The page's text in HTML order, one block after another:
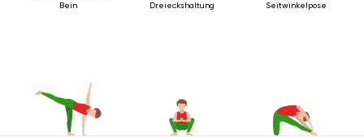
Bein
Dreieckshaltung
Seitwinkelpose